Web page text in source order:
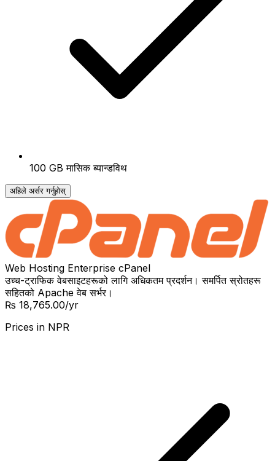
100 GB मासिक ब्यान्डविथ
अहिले अर्सर गर्नुहोस्
Web Hosting Enterprise cPanel
उच्च-ट्राफिक वेबसाइटहरूको लागि अधिकतम प्रदर्शन। समर्पित स्रोतहरू
सहितको Apache वेब सर्भर।
₨ 18,765.00/yr
Prices in NPR